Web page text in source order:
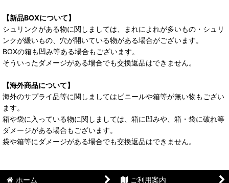
【新品BOXについて】
シュリンクがある物に関しましては、まれによれが多いもの・シュリ
ンクが緩いもの、穴が開いている物がある場合がございます。
BOXの箱も凹み等ある場合もございます。
そういったダメージがある場合でも交換返品はできません。
【海外商品について】
海外のサプライ品等に関しましてはビニールや箱等が無い物もござい
ます。
箱や袋に入っている物に関しましては、箱に凹みや、箱・袋に破れ等
ダメージがある場合もございます。
袋や箱等にダメージがある場合でも交換返品はできません。
ホーム ご利用案内